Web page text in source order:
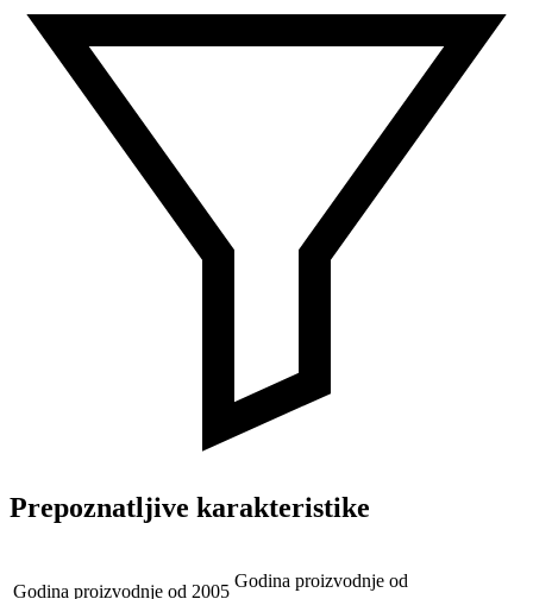
Prepoznatljive karakteristike
Godina proizvodnje od 2005
Godina proizvodnje od